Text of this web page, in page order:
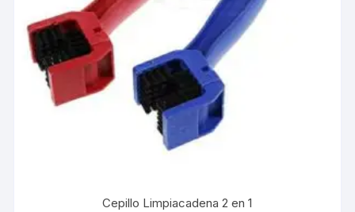
Cepillo Limpiacadena 2 en 1